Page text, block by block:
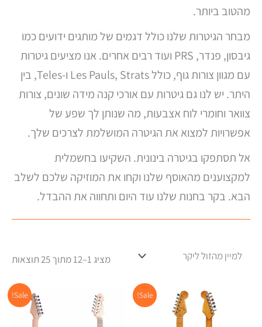
מהטוב ביותר.
מבחר הגיטרות שלנו כולל דגמים של מותגים ידועים כמו
גיבסון, פנדר, PRS ועוד רבים אחרים. אנו מציעים גיטרות
עם מגוון צורות גוף, כולל Les Pauls, Strats ו-Teles, בין
היתר. יש לנו גם גיטרות עם אורכי קנה מידה שונים, צורות
צוואר וחומרי לוח אצבעות, מה שנותן לך שפע של
אפשרויות למצוא את הגיטרה המושלמת לצרכים שלך.
אל תסתפקו בגיטרה בינונית. השקיעו בחשמלית
למקצוענים מהאוסף שלנו וקחו את המוזיקה שלכם לשלב
הבא. בקר בחנות שלנו עוד היום ותחווה את ההבדל.
מציג 1–12 מתוך 25 תוצאות
Sale!המחיר
המקורי
המחיר
הנוכחי
Sale!המחיר
המקורי
היה: